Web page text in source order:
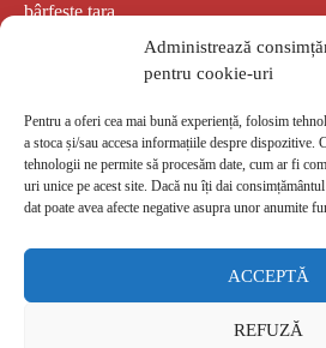
Administrează
pentru cookie-uri
Pentru a oferi cea mai bună experiență, folosim
a stoca și/sau accesa informațiile despre dispozitive.
tehnologii ne permite să procesăm date, cum ar fi
uri unice pe acest site. Dacă nu îți dai
dat poate avea afecte negative asupra unor anumite
ACCEPTĂ
REFUZĂ
bârfește țara
LINK-URI UTILE
Despre noiGDPRPolitica de